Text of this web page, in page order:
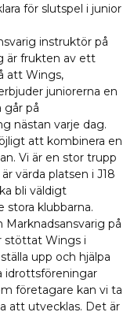
för slutspel i junior
instruktör på
är frukten av ett
att Wings,
juniorerna en
går på
nästan varje dag.
att kombinera en
Vi är en stor trupp
värda platsen i J18
bli väldigt
stora klubbarna.
på
stöttat Wings i
upp och hjälpa
idrottsföreningar
företagare kan vi ta
att utvecklas. Det är